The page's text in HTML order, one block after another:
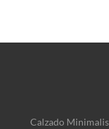
Calzado